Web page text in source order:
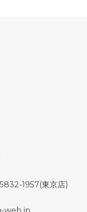
1957(東京店)